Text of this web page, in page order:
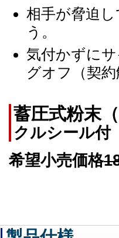
相手が脅迫
う。
気付かずに
グオフ（契
蓄圧式粉末
クルシール付
希望小売価格